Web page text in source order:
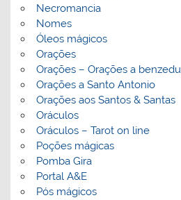
Necromancia
Nomes
Óleos mágicos
Orações
Orações – Orações a
Orações a Santo Antonio
Orações aos Santos & Santas
Oráculos
Oráculos – Tarot on line
Poções mágicas
Pomba Gira
Portal A&E
Pós mágicos